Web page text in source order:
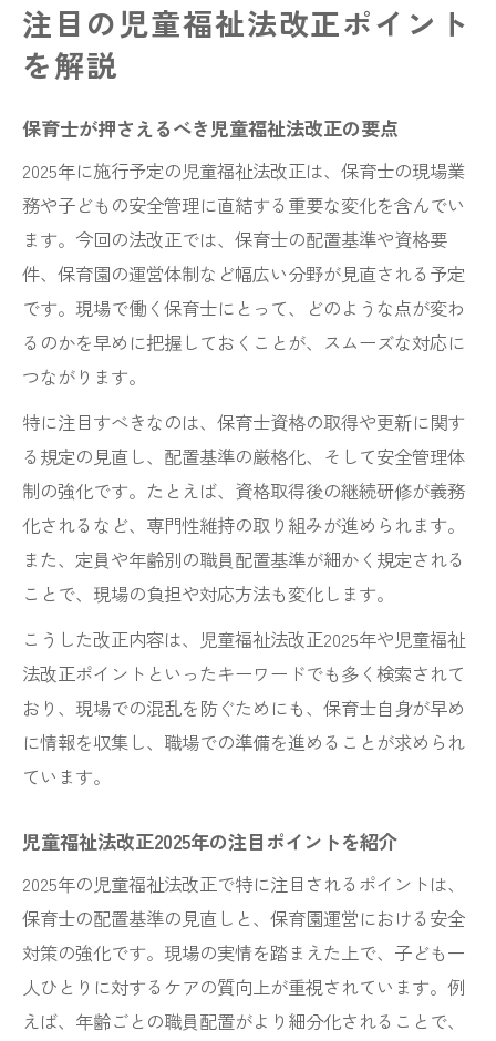
注目の児童福祉法改正ポイント
を解説
保育士が押さえるべき児童福祉法改正の要点
2025年に施行予定の児童福祉法改正は、保育士の現場業
務や子どもの安全管理に直結する重要な変化を含んでい
ます。今回の法改正では、保育士の配置基準や資格要
件、保育園の運営体制など幅広い分野が見直される予定
です。現場で働く保育士にとって、どのような点が変わ
るのかを早めに把握しておくことが、スムーズな対応に
つながります。
特に注目すべきなのは、保育士資格の取得や更新に関す
る規定の見直し、配置基準の厳格化、そして安全管理体
制の強化です。たとえば、資格取得後の継続研修が義務
化されるなど、専門性維持の取り組みが進められます。
また、定員や年齢別の職員配置基準が細かく規定される
ことで、現場の負担や対応方法も変化します。
こうした改正内容は、児童福祉法改正2025年や児童福祉
法改正ポイントといったキーワードでも多く検索されて
おり、現場での混乱を防ぐためにも、保育士自身が早め
に情報を収集し、職場での準備を進めることが求められ
ています。
児童福祉法改正2025年の注目ポイントを紹介
2025年の児童福祉法改正で特に注目されるポイントは、
保育士の配置基準の見直しと、保育園運営における安全
対策の強化です。現場の実情を踏まえた上で、子ども一
人ひとりに対するケアの質向上が重視されています。例
えば、年齢ごとの職員配置がより細分化されることで、